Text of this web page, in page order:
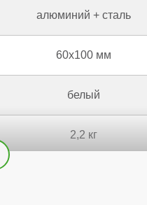
алюминий + сталь
60x100 мм
белый
2,2 кг